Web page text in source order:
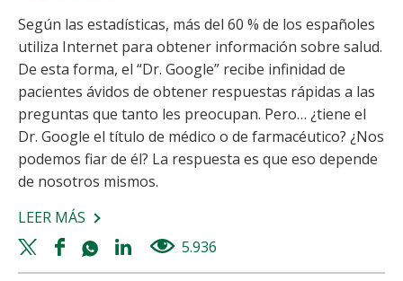
Según las estadísticas, más del 60 % de los españoles
utiliza Internet para obtener información sobre salud.
De esta forma, el “Dr. Google” recibe infinidad de
pacientes ávidos de obtener respuestas rápidas a las
preguntas que tanto les preocupan. Pero… ¿tiene el
Dr. Google el título de médico o de farmacéutico? ¿Nos
podemos fiar de él? La respuesta es que eso depende
de nosotros mismos.
LEER MÁS SOBRE
5
CLAVES
Twitter
share
Facebook
share
Whatsapp
share
Linkedin
share
5.936